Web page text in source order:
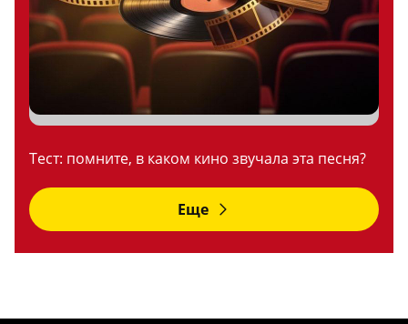
Тест: помните, в каком кино звучала эта песня?
Еще